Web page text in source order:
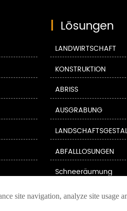
| Lösungen
LANDWIRTSCHAFT
KONSTRUKTION
ABRISS
AUSGRABUNG
ABFALLLÖSUNGEN
Schneeräumung
FORSTWIRTSCHAFT &
site navigation, analyze site usage